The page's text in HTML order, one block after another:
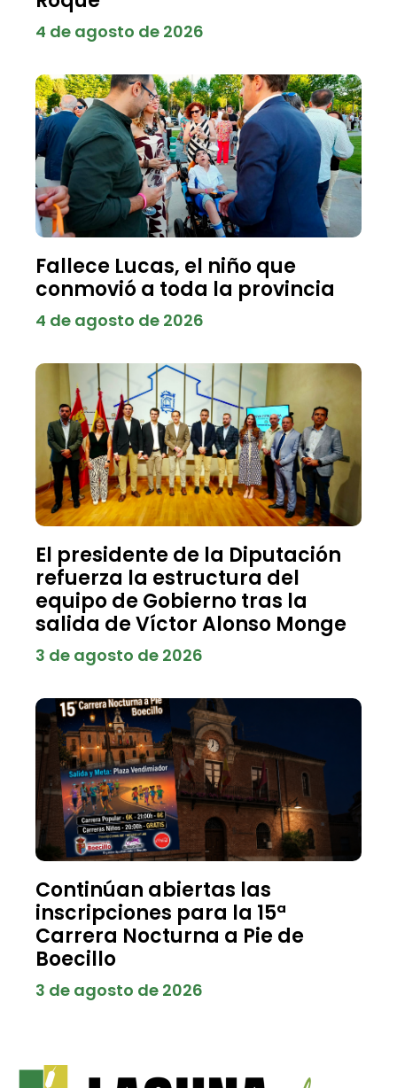
4 de agosto de 2026
Fallece Lucas, el niño que
conmovió a toda la provincia
4 de agosto de 2026
El presidente de la Diputación
refuerza la estructura del
equipo de Gobierno tras la
salida de Víctor Alonso Monge
3 de agosto de 2026
Continúan abiertas las
inscripciones para la 15ª
Carrera Nocturna a Pie de
Boecillo
3 de agosto de 2026